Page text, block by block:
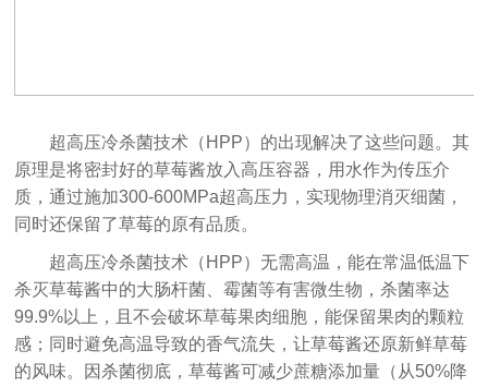
超高压冷杀菌技术（HPP）的出现解决了这些问题。其
原理是将密封好的草莓酱放入高压容器，用水作为传压介
质，通过施加300-600MPa超高压力，实现物理消灭细菌，
同时还保留了草莓的原有品质。
超高压冷杀菌技术（HPP）无需高温，能在常温低温下
杀灭草莓酱中的大肠杆菌、霉菌等有害微生物，杀菌率达
99.9%以上，且不会破坏草莓果肉细胞，能保留果肉的颗粒
感；同时避免高温导致的香气流失，让草莓酱还原新鲜草莓
的风味。因杀菌彻底，草莓酱可减少蔗糖添加量（从50%降